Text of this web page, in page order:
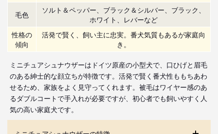
毛色
ソルト＆ペッパー、ブラック＆シルバー、ブラック、
ホワイト、レバーなど
性格の
傾向
活発で賢く、飼い主に忠実。番犬気質もあるが家庭向
き。
ミニチュアシュナウザーはドイツ原産の小型犬で、口ひげと眉毛
のある紳士的な顔立ちが特徴です。活発で賢く番犬性ももちあわ
せるため、家族をよく見守ってくれます。被毛はワイヤー感のあ
るダブルコートで手入れが必要ですが、初心者でも飼いやすく人
気の高い家庭犬です。